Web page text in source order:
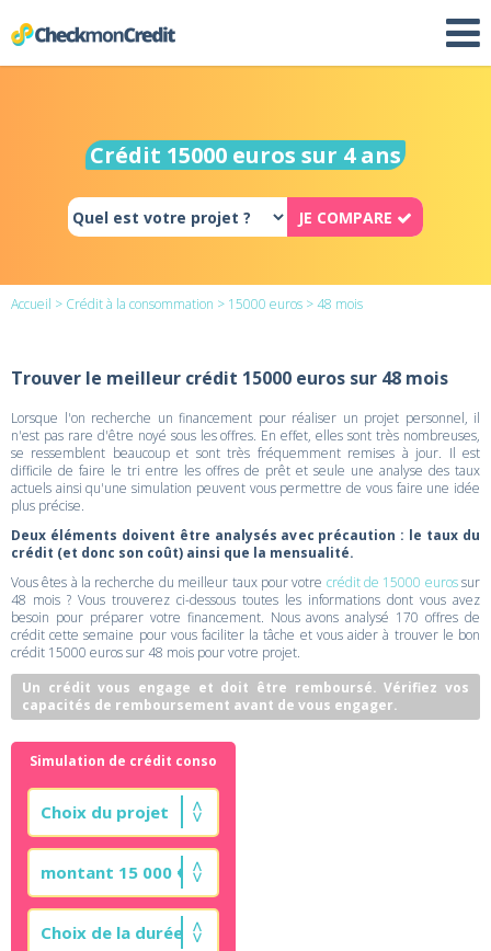
Crédit 15000 euros sur 4 ans
JE COMPARE
Accueil > Crédit à la consommation > 15000 euros > 48 mois
Trouver le meilleur crédit 15000 euros sur 48 mois
Lorsque l'on recherche un financement pour réaliser un projet personnel, il
n'est pas rare d'être noyé sous les offres. En effet, elles sont très nombreuses,
se ressemblent beaucoup et sont très fréquemment remises à jour. Il est
difficile de faire le tri entre les offres de prêt et seule une analyse des taux
actuels ainsi qu'une simulation peuvent vous permettre de vous faire une idée
plus précise.
Deux éléments doivent être analysés avec précaution : le taux du
crédit (et donc son coût) ainsi que la mensualité.
Vous êtes à la recherche du meilleur taux pour votre crédit de 15000 eurossur
48 mois ? Vous trouverez ci-dessous toutes les informations dont vous avez
besoin pour préparer votre financement. Nous avons analysé 170 offres de
crédit cette semaine pour vous faciliter la tâche et vous aider à trouver le bon
crédit 15000 euros sur 48 mois pour votre projet.
Un crédit vous engage et doit être remboursé. Vérifiez vos
capacités de remboursement avant de vous engager.
Simulation de crédit conso